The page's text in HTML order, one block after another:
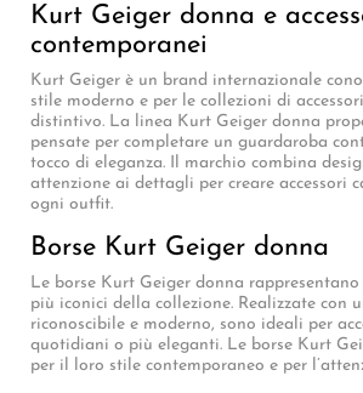
Kurt Geiger donna e
contemporanei
Kurt Geiger è un brand internazionale
stile moderno e per le collezioni di
distintivo. La linea Kurt Geiger donna
pensate per completare un guardaroba
tocco di eleganza. Il marchio combina
attenzione ai dettagli per creare accessori
ogni outfit.
Borse Kurt Geiger donna
Le borse Kurt Geiger donna
più iconici della collezione. Realizzate con
riconoscibile e moderno, sono ideali per
quotidiani o più eleganti. Le borse Kurt
per il loro stile contemporaneo e per